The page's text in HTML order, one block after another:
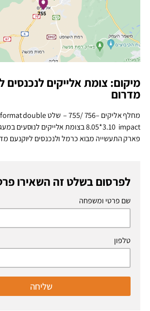
מיקום: צומת אלייקים לנכנסים
מדרום
מחלף אליקים –756 /755 – שלט
double
impact
3.10*
8.05בצומת אלייקים לנוסעים
פארק התעשייה מבוא כרמל ולנכנסים ליוקנעם
לפרסום בשלט זה השאירו
שם פרטי ומשפחה
טלפון
שליחה